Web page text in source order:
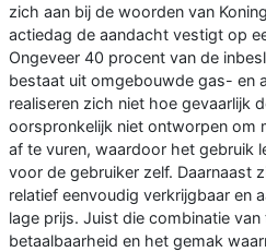
zich aan bij de woorden van
actiedag de aandacht vestigt op
Ongeveer 40 procent van de
bestaat uit omgebouwde gas- en
realiseren zich niet hoe gevaarlijk
oorspronkelijk niet ontworpen om
af te vuren, waardoor het gebruik
voor de gebruiker zelf. Daarnaast
relatief eenvoudig verkrijgbaar en
lage prijs. Juist die combinatie
betaalbaarheid en het gemak